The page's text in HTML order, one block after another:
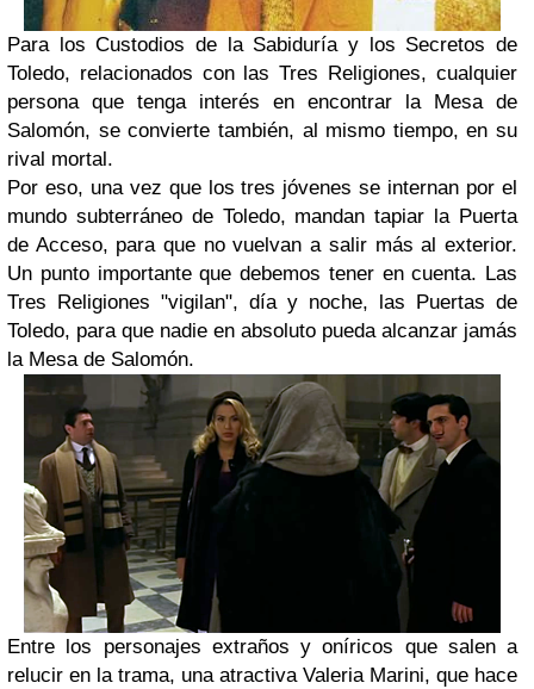
Para los Custodios de la Sabiduría y los Secretos de
Toledo, relacionados con las Tres Religiones, cualquier
persona que tenga interés en encontrar la Mesa de
Salomón, se convierte también, al mismo tiempo, en su
rival mortal.
Por eso, una vez que los tres jóvenes se internan por el
mundo subterráneo de Toledo, mandan tapiar la Puerta
de Acceso, para que no vuelvan a salir más al exterior.
Un punto importante que debemos tener en cuenta. Las
Tres Religiones "vigilan", día y noche, las Puertas de
Toledo, para que nadie en absoluto pueda alcanzar jamás
la Mesa de Salomón.
Entre los personajes extraños y oníricos que salen a
relucir en la trama, una atractiva Valeria Marini, que hace